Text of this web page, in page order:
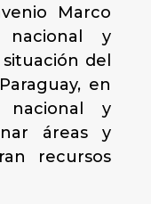
Marco
y
del
en
y
áreas y
recursos